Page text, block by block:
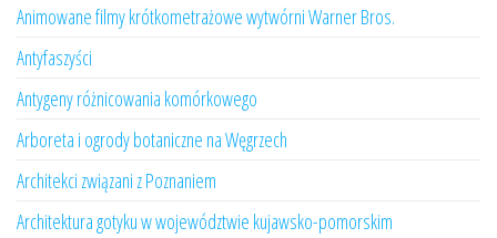
Animowane filmy krótkometrażowe wytwórni Warner Bros.
Antyfaszyści
Antygeny różnicowania komórkowego
Arboreta i ogrody botaniczne na Węgrzech
Architekci związani z Poznaniem
Architektura gotyku w województwie kujawsko-pomorskim